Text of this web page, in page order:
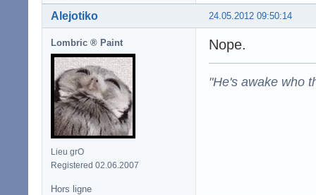
24.05.2012 09:50:14
Alejotiko
Lombric ® Paint
Lieu grO
Registered 02.06.2007
Nope.
"He's awake who
Hors ligne